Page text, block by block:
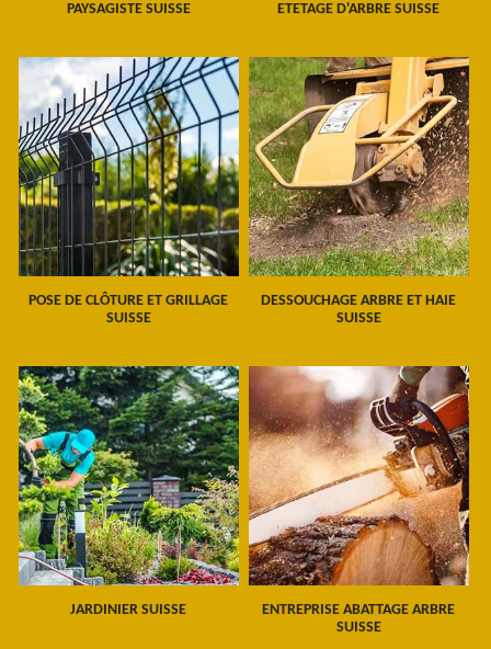
PAYSAGISTE SUISSE ETETAGE D'ARBRE SUISSE
POSE DE CLÔTURE ET GRILLAGE
SUISSE
DESSOUCHAGE ARBRE ET HAIE
SUISSE
JARDINIER SUISSE
ENTREPRISE ABATTAGE ARBRE
SUISSE